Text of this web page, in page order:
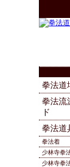
拳法道
拳法流
ド
拳法道
拳法着
少林寺拳
少林寺拳